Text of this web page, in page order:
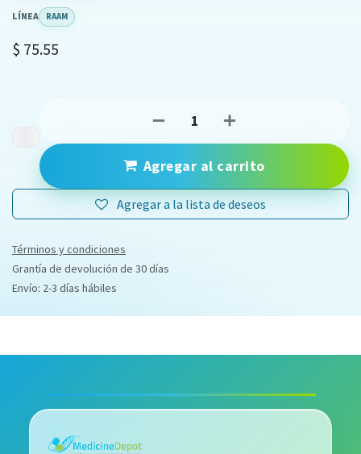
LÍNEA RAAM
$ 75.55
Agregar al carrito
Agregar a la lista de deseos
Términos y condiciones
Grantía de devolución de 30 días
Envío: 2-3 días hábiles